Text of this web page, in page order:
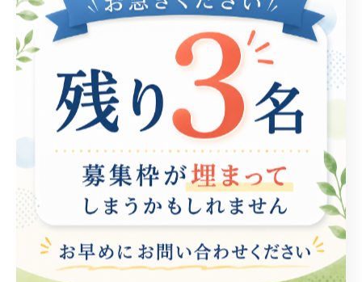
重要な手段です。特に地域との連携が重要であり、地域
のリソースを活用することで、より充実した支援が可能
になります。例えば、地域でのコミュニケーションを促
進することで、障がい者は自分の本来の能力を発揮しや
すくなります。また、地域と連携を深めることで、新た
な支援システムの構築や情報共有が効率的に行えるよう
になります。これにより、本人のみならず、その家族に
も安心感を提供することができます。具体的な取り組み
としては、地域ボランティアとの協力や、地域の行事へ
の参加を通じて、社会参加の機会を増やすことが挙げら
れます。こうした地域との連携を通じて、障がい者の自